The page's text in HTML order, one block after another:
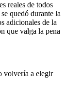
reales de todos
quedó durante la
adicionales de la
que valga la pena
volvería a elegir